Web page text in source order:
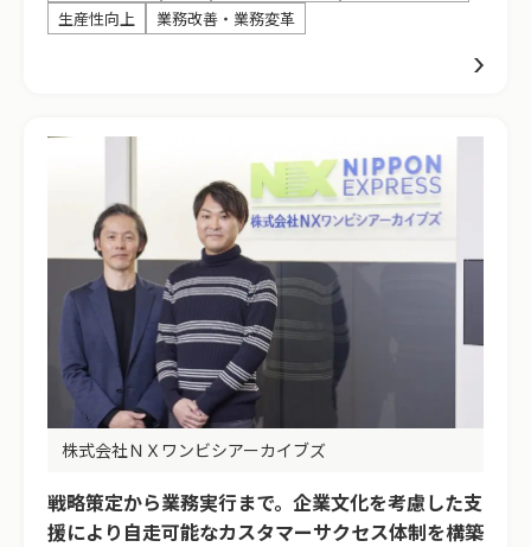
生産性向上
業務改善・業務変革
株式会社ＮＸワンビシアーカイブズ
戦略策定から業務実行まで。企業文化を考慮した支
援により自走可能なカスタマーサクセス体制を構築